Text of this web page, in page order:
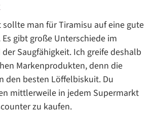
man für Tiramisu auf eine gute
gibt große Unterschiede im
Saugfähigkeit. Ich greife deshalb
Markenprodukten, denn die
den besten Löffelbiskuit. Du
mittlerweile in jedem Supermarkt
zu kaufen.